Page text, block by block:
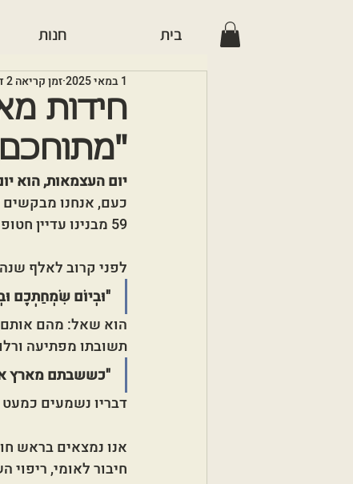
בית חנות
חידות
1 במאי 2025 זמן קריאה 2 דקות
יום העצמאות, הוא
כעם, אנחנו מבקשים
59 מבנינו עדיין חטופים בעזה, והכאב מלווה את השמחה.
לפני קרוב לאלף
"וּבְיוֹם שִׂמְחַתְכֶם
הוא שאל: מהם אותם
תשובתו מפתיעה
"כששבתם מארץ
דבריו נשמעים
אנו נמצאים בראש
חיבור לאומי, ריפוי